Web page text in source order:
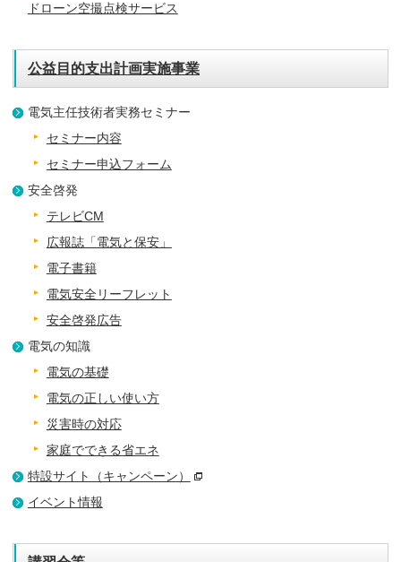
ドローン空撮点検サービス
公益目的支出計画実施事業
電気主任技術者実務セミナー
セミナー内容
セミナー申込フォーム
安全啓発
テレビCM
広報誌「電気と保安」
電子書籍
電気安全リーフレット
安全啓発広告
電気の知識
電気の基礎
電気の正しい使い方
災害時の対応
家庭でできる省エネ
特設サイト（キャンペーン）
イベント情報